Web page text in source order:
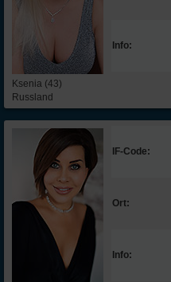
Ksenia (43)
Russland
Info:
IF-Code:
Ort:
Info: